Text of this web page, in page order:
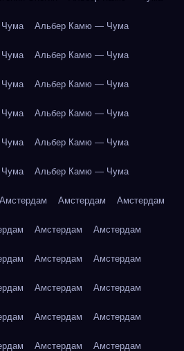
Альбер Камю — Чума
Альбер Камю — Чума
Альбер Камю — Чума
Альбер Камю — Чума
Альбер Камю — Чума
Альбер Камю — Чума
Амстердам Амстердам Амстердам
Амстердам Амстердам
Амстердам Амстердам
Амстердам Амстердам
Амстердам Амстердам
Амстердам Амстердам